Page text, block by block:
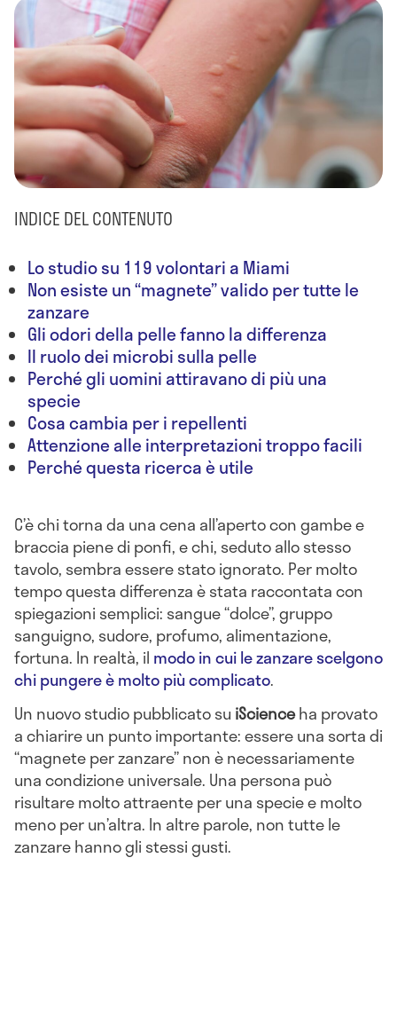
INDICE DEL CONTENUTO
Lo studio su 119 volontari a Miami
Non esiste un “magnete” valido per tutte le
zanzare
Gli odori della pelle fanno la differenza
Il ruolo dei microbi sulla pelle
Perché gli uomini attiravano di più una
specie
Cosa cambia per i repellenti
Attenzione alle interpretazioni troppo facili
Perché questa ricerca è utile
C’è chi torna da una cena all’aperto con gambe e
braccia piene di ponfi, e chi, seduto allo stesso
tavolo, sembra essere stato ignorato. Per molto
tempo questa differenza è stata raccontata con
spiegazioni semplici: sangue “dolce”, gruppo
sanguigno, sudore, profumo, alimentazione,
fortuna. In realtà, il modo in cui le zanzare scelgono
chi pungere è molto più complicato.
Un nuovo studio pubblicato su iScienceha provato
a chiarire un punto importante: essere una sorta di
“magnete per zanzare” non è necessariamente
una condizione universale. Una persona può
risultare molto attraente per una specie e molto
meno per un’altra. In altre parole, non tutte le
zanzare hanno gli stessi gusti.